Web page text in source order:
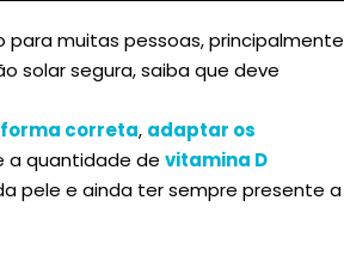
muitas pessoas, principalmente
solar segura, saiba que deve
correta, adaptar os
a quantidade de vitamina D
pele e ainda ter sempre presente a